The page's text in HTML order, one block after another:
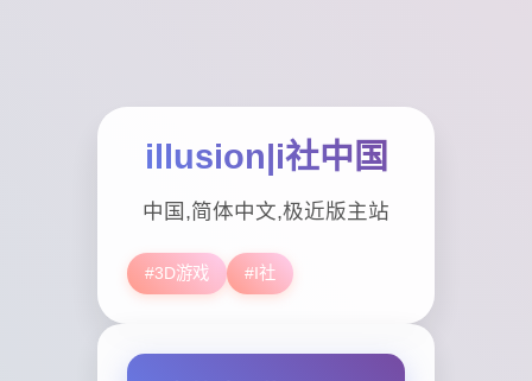
illusion|i社中国
中国,简体中文,极近版主站
#3D游戏 #I社